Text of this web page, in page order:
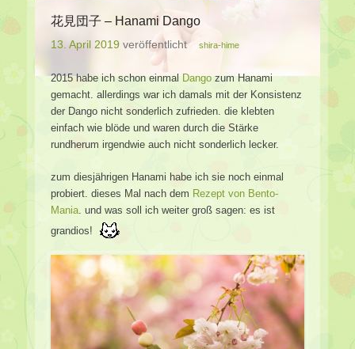
花見団子 – Hanami Dango
13. April 2019 veröffentlicht shira-hime
2015 habe ich schon einmal Dangozum Hanami
gemacht. allerdings war ich damals mit der Konsistenz
der Dango nicht sonderlich zufrieden. die klebten
einfach wie blöde und waren durch die Stärke
rundherum irgendwie auch nicht sonderlich lecker.
zum diesjährigen Hanami habe ich sie noch einmal
probiert. dieses Mal nach dem Rezept von Bento-
Mania. und was soll ich weiter groß sagen: es ist
grandios!